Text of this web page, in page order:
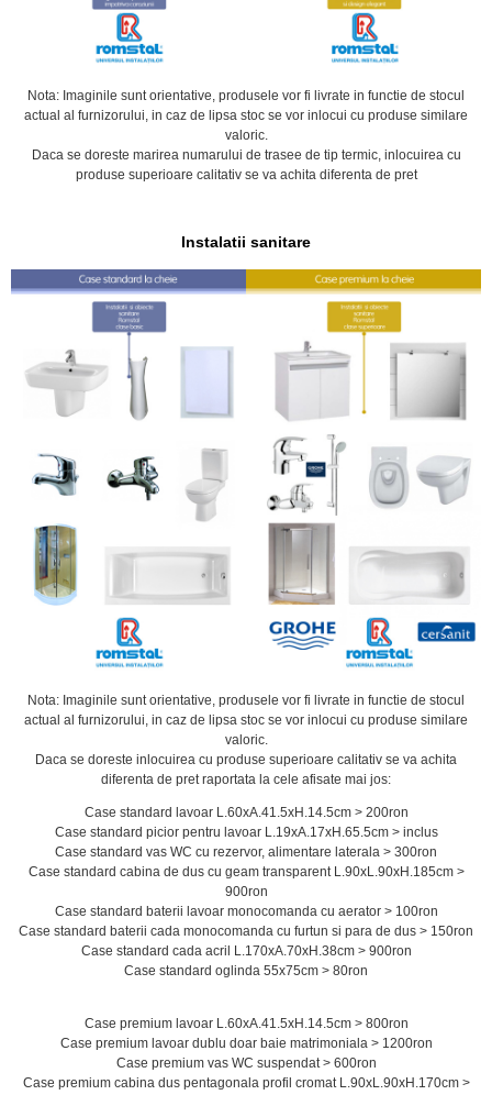
Nota: Imaginile sunt orientative, produsele vor fi livrate in functie de stocul
actual al furnizorului, in caz de lipsa stoc se vor inlocui cu produse similare
valoric.
Daca se doreste marirea numarului de trasee de tip termic, inlocuirea cu
produse superioare calitativ se va achita diferenta de pret
Instalatii sanitare
Nota: Imaginile sunt orientative, produsele vor fi livrate in functie de stocul
actual al furnizorului, in caz de lipsa stoc se vor inlocui cu produse similare
valoric.
Daca se doreste inlocuirea cu produse superioare calitativ se va achita
diferenta de pret raportata la cele afisate mai jos:
Case standard lavoar L.60xA.41.5xH.14.5cm > 200ron
Case standard picior pentru lavoar L.19xA.17xH.65.5cm > inclus
Case standard vas WC cu rezervor, alimentare laterala > 300ron
Case standard cabina de dus cu geam transparent L.90xL.90xH.185cm >
900ron
Case standard baterii lavoar monocomanda cu aerator > 100ron
Case standard baterii cada monocomanda cu furtun si para de dus > 150ron
Case standard cada acril L.170xA.70xH.38cm > 900ron
Case standard oglinda 55x75cm > 80ron
Case premium lavoar L.60xA.41.5xH.14.5cm > 800ron
Case premium lavoar dublu doar baie matrimoniala > 1200ron
Case premium vas WC suspendat > 600ron
Case premium cabina dus pentagonala profil cromat L.90xL.90xH.170cm >